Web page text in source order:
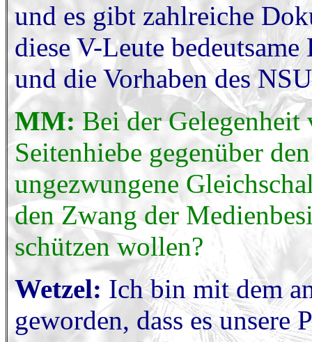
und es gibt zahlreiche
diese V-Leute
und die Vorhaben des
MM: Bei der Gelegenheit
Seitenhiebe gegenüber
ungezwungene
den Zwang der
schützen wollen?
Wetzel: Ich bin mit dem
geworden, dass es